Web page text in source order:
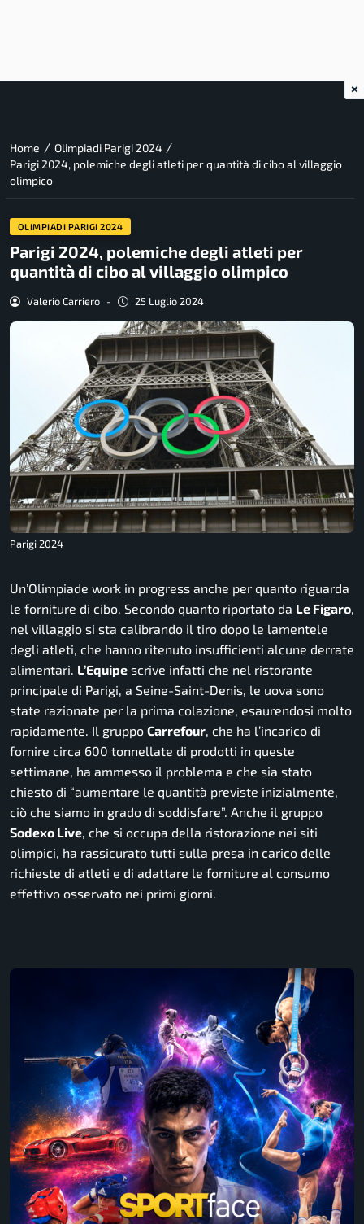
Home / Olimpiadi Parigi 2024 /
Parigi 2024, polemiche degli atleti per quantità di cibo al villaggio
olimpico
OLIMPIADI PARIGI 2024
Parigi 2024, polemiche degli atleti per
quantità di cibo al villaggio olimpico
Valerio Carriero - 25 Luglio 2024
Parigi 2024
Un’Olimpiade work in progress anche per quanto riguarda
le forniture di cibo. Secondo quanto riportato da Le Figaro,
nel villaggio si sta calibrando il tiro dopo le lamentele
degli atleti, che hanno ritenuto insufficienti alcune derrate
alimentari. L’Equipe scrive infatti che nel ristorante
principale di Parigi, a Seine-Saint-Denis, le uova sono
state razionate per la prima colazione, esaurendosi molto
rapidamente. Il gruppo Carrefour, che ha l’incarico di
fornire circa 600 tonnellate di prodotti in queste
settimane, ha ammesso il problema e che sia stato
chiesto di “aumentare le quantità previste inizialmente,
ciò che siamo in grado di soddisfare”. Anche il gruppo
Sodexo Live, che si occupa della ristorazione nei siti
olimpici, ha rassicurato tutti sulla presa in carico delle
richieste di atleti e di adattare le forniture al consumo
effettivo osservato nei primi giorni.
×